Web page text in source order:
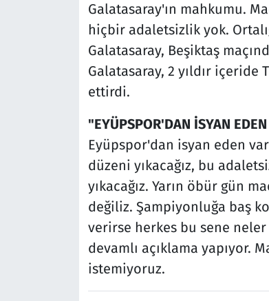
Galatasaray'ın mahkumu.
hiçbir adaletsizlik yok.
Galatasaray, Beşiktaş
Galatasaray, 2 yıldır içeride
ettirdi.
"EYÜPSPOR'DAN İSYAN
Eyüpspor'dan isyan eden
düzeni yıkacağız, bu
yıkacağız. Yarın öbür gün
değiliz. Şampiyonluğa baş
verirse herkes bu sene neler
devamlı açıklama yapıyor.
istemiyoruz.